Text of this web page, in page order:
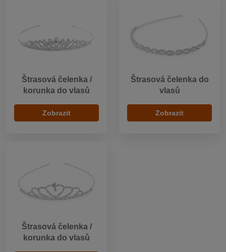
Štrasová čelenka /
korunka do vlasů
Zobrazit
Štrasová čelenka do
vlasů
Zobrazit
Štrasová čelenka /
korunka do vlasů